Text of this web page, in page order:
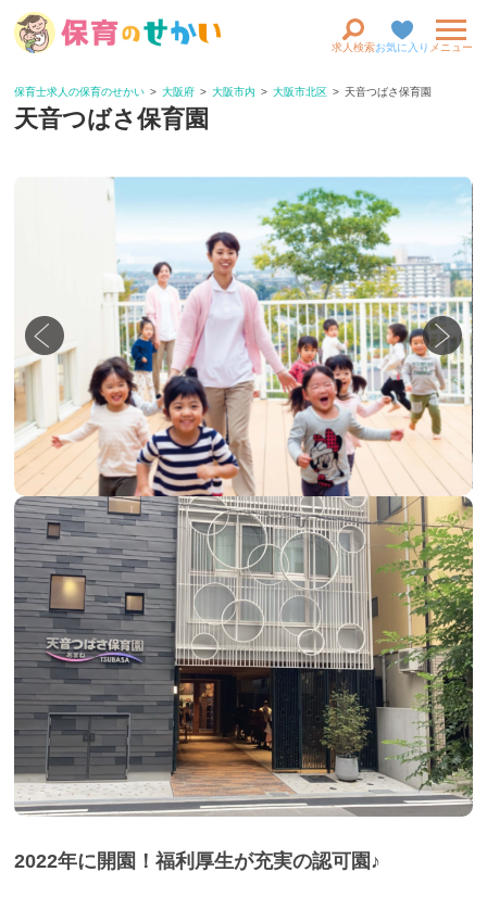
求人検索お気に入り メニュー
保育士求人の保育のせかい 大阪府 大阪市内 大阪市北区 天音つばさ保育園
天音つばさ保育園
2022年に開園！福利厚生が充実の認可園♪